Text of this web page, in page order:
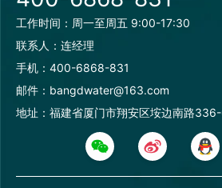
工作时间：周一至周五 9:00-17:30
联系人：连经理
手机：400-6868-831
邮件：bangdwater@163.com
地址：福建省厦门市翔安区垵边南路